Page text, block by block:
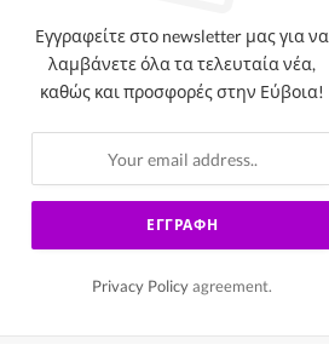
Εγγραφείτε στο newsletter μας για να
λαμβάνετε όλα τα τελευταία νέα,
καθώς και προσφορές στην Εύβοια!
Privacy Policy agreement.